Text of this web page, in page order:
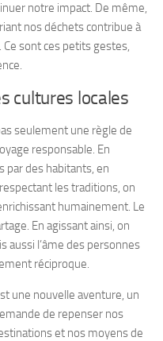
notre impact. De même,
nos déchets contribue à
sont ces petits gestes,
cultures locales
seulement une règle de
responsable. En
par des habitants, en
les traditions, on
humainement. Le
En agissant ainsi, on
aussi l’âme des personnes
réciproque.
une nouvelle aventure, un
de repenser nos
et nos moyens de